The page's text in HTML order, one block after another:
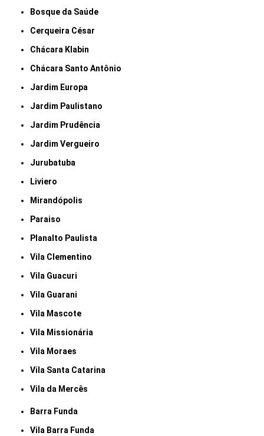
Bosque da Saúde
Cerqueira César
Chácara Klabin
Chácara Santo Antônio
Jardim Europa
Jardim Paulistano
Jardim Prudência
Jardim Vergueiro
Jurubatuba
Liviero
Mirandópolis
Paraiso
Planalto Paulista
Vila Clementino
Vila Guacuri
Vila Guarani
Vila Mascote
Vila Missionária
Vila Moraes
Vila Santa Catarina
Vila da Mercês
Barra Funda
Vila Barra Funda